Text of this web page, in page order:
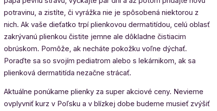
potravinu, a zistíte, či vyrážka nie je spôsobená niektorou z
nich. Ak vaše dieťatko trpí plienkovou dermatitídou, celú oblasť
zakrývanú plienkou čistite jemne ale dôkladne čistiacim
obrúskom. Pomôže, ak necháte pokožku voľne dýchať.
Poraďte sa so svojím pediatrom alebo s lekárnikom, ak sa
plienková dermatitída nezačne strácať.
Aktuálne ponúkame plienky za super akciové ceny. Nevieme
ovplyvniť kurz v Poľsku a v blízkej dobe budeme musieť zvýšiť